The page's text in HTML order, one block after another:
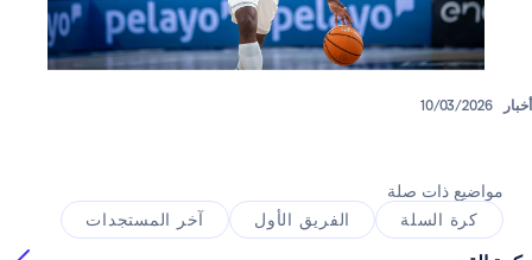
10/
صلة
الفريق الأول آخر المستجدات